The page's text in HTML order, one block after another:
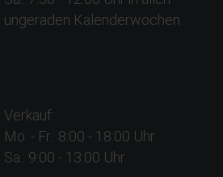
ungeraden Kalenderwochen
Verkauf:
Mo. - Fr.: 8:00 - 18:00 Uhr
Sa.: 9:00 - 13:00 Uhr